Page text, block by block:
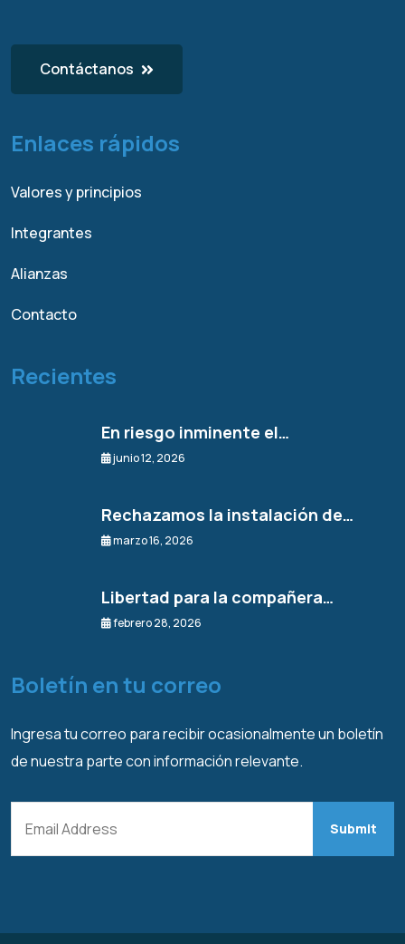
Contáctanos
Enlaces rápidos
Valores y principios
Integrantes
Alianzas
Contacto
Recientes
En riesgo inminente el…
junio 12, 2026
Rechazamos la instalación de…
marzo 16, 2026
Libertad para la compañera…
febrero 28, 2026
Boletín en tu correo
Ingresa tu correo para recibir ocasionalmente un boletín
de nuestra parte con información relevante.